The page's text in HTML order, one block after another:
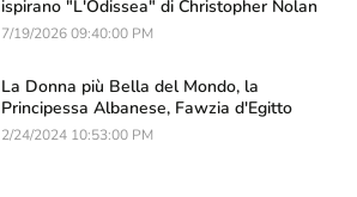
ispirano "L'Odissea" di Christopher Nolan
7/19/2026 09:40:00 PM
La Donna più Bella del Mondo, la
Principessa Albanese, Fawzia d'Egitto
2/24/2024 10:53:00 PM